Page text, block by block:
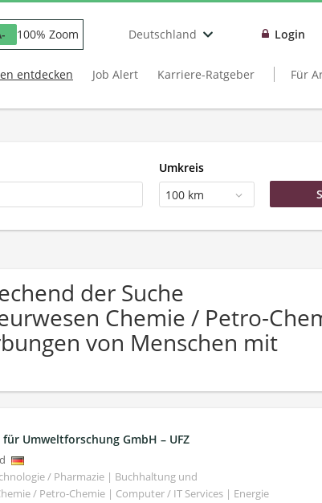
100% Zoom Deutschland Login
entdecken Job Alert Karriere-Ratgeber Für
Umkreis
100 km
der Suche
Chemie / Petro-
von Menschen mit
Umweltforschung GmbH – UFZ
/ Pharmazie | Buchhaltung und
/ Petro-Chemie | Computer / IT Services | Energie